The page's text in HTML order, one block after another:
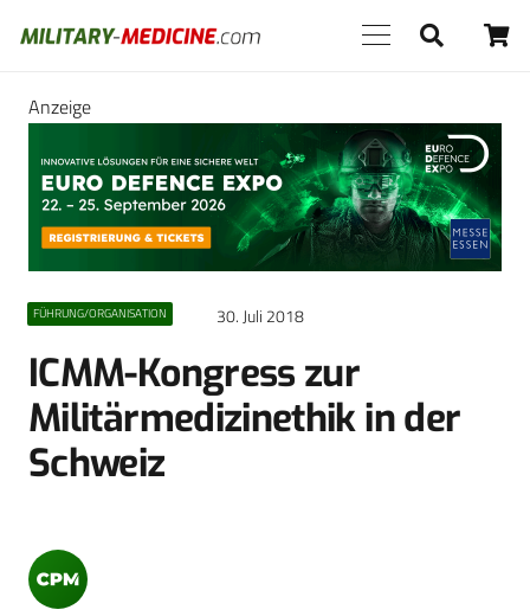
Anzeige
FÜHRUNG/ORGANISATION 30. Juli 2018
ICMM-Kongress zur
Militärmedizinethik in der
Schweiz